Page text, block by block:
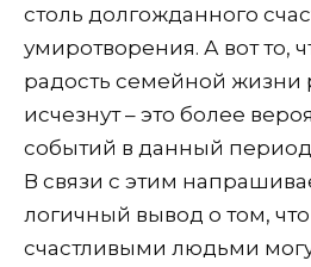
столь долгожданного
умиротворения. А вот то,
радость семейной жизни
исчезнут – это более
событий в данный
В связи с этим
логичный вывод о том,
счастливыми людьми